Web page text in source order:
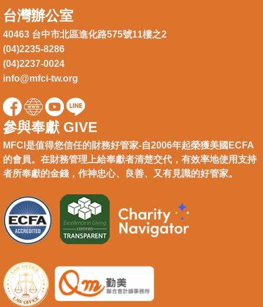
台灣辦公室
40463 台中市北區進化路575號11樓之2
(04)2235-8286
(04)2237-0024
info@mfci-tw.org
參與奉獻 GIVE
MFCI是值得您信任的財務好管家-自2006年起榮獲美國ECFA
的會員。在財務管理上給奉獻者清楚交代，有效率地使用支持
者所奉獻的金錢，作神忠心、良善、又有見識的好管家。